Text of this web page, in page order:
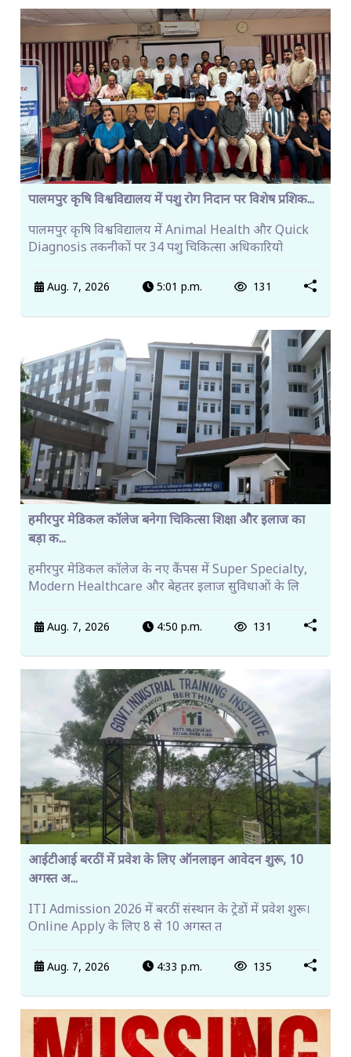
पालमपुर कृषि विश्वविद्यालय में पशु रोग निदान पर विशेष प्रशिक...
पालमपुर कृषि विश्वविद्यालय में Animal Health और Quick
Diagnosis तकनीकों पर 34 पशु चिकित्सा अधिकारियो
Aug. 7, 2026 5:01 p.m. 131
हमीरपुर मेडिकल कॉलेज बनेगा चिकित्सा शिक्षा और इलाज का
बड़ा क...
हमीरपुर मेडिकल कॉलेज के नए कैंपस में Super Specialty,
Modern Healthcare और बेहतर इलाज सुविधाओं के लि
Aug. 7, 2026 4:50 p.m. 131
आईटीआई बरठीं में प्रवेश के लिए ऑनलाइन आवेदन शुरू, 10
अगस्त अ...
ITI Admission 2026 में बरठीं संस्थान के ट्रेडों में प्रवेश शुरू।
Online Apply के लिए 8 से 10 अगस्त त
Aug. 7, 2026 4:33 p.m. 135